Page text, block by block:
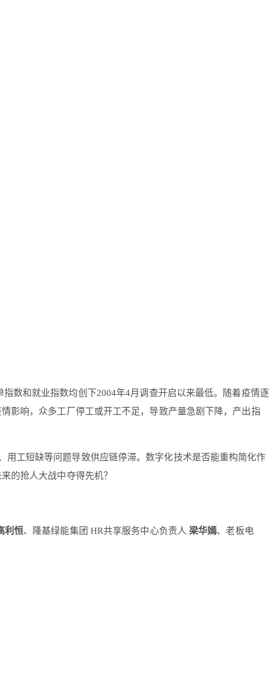
数和就业指数均创下2004年4月调查开启以来最低。随着疫情逐
影响，众多工厂停工或开工不足，导致产量急剧下降，产出指
工短缺等问题导致供应链停滞。数字化技术是否能重构简化作
的抢人大战中夺得先机？
利恒、隆基绿能集团 HR共享服务中心负责人梁华嫣、老板电